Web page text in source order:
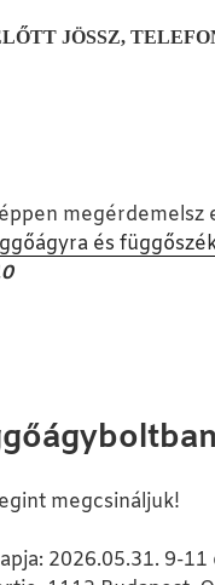
JÖSSZ,
megérdemelsz
és
megcsináljuk!
2026.05.31. 9-11